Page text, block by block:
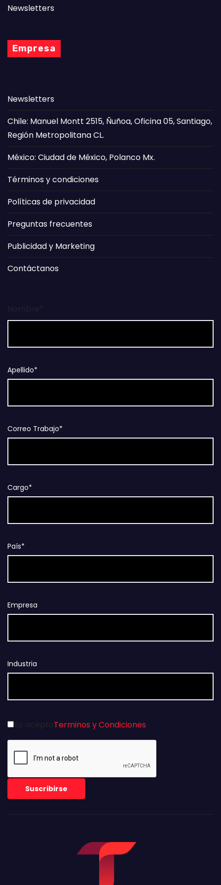
Newsletters
Empresa
Newsletters
Chile: Manuel Montt 2515, Ñuñoa, Oficina 05, Santiago,
Región Metropolitana CL.
México: Ciudad de México, Polanco Mx.
Términos y condiciones
Políticas de privacidad
Preguntas frecuentes
Publicidad y Marketing
Contáctanos
Apellido*
Correo Trabajo*
Cargo*
País*
Empresa
Industria
Terminos y Condiciones